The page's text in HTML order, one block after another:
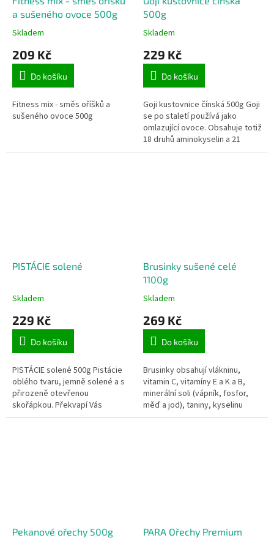
a sušeného ovoce 500g
Skladem
209 Kč
Do košíku
Fitness mix - směs oříšků a
sušeného ovoce 500g
500g
Skladem
229 Kč
Do košíku
Goji kustovnice čínská 500g Goji
se po staletí používá jako
omlazující ovoce. Obsahuje totiž
18 druhů aminokyselin a 21
stopových prvků!
PISTÁCIE solené
Skladem
229 Kč
Do košíku
PISTÁCIE solené 500g Pistácie
oblého tvaru, jemně solené a s
přirozeně otevřenou
skořápkou. Překvapí Vás
intenzivní chutí a křupavostí.
Brusinky sušené celé
1100g
Skladem
269 Kč
Do košíku
Brusinky obsahují vlákninu,
vitamin C, vitamíny E a K a B,
minerální soli (vápník, fosfor,
měď a jod), taniny, kyselinu
citrónovou a jablečnou. 1100g
Pekanové ořechy 500g
PARA Ořechy Premium